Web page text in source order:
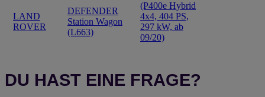
LAND
ROVER
DEFENDER
Station Wagon
(L663)
(P400e Hybrid
4x4, 404 PS,
297 kW, ab
09/20)
DU HAST EINE FRAGE?